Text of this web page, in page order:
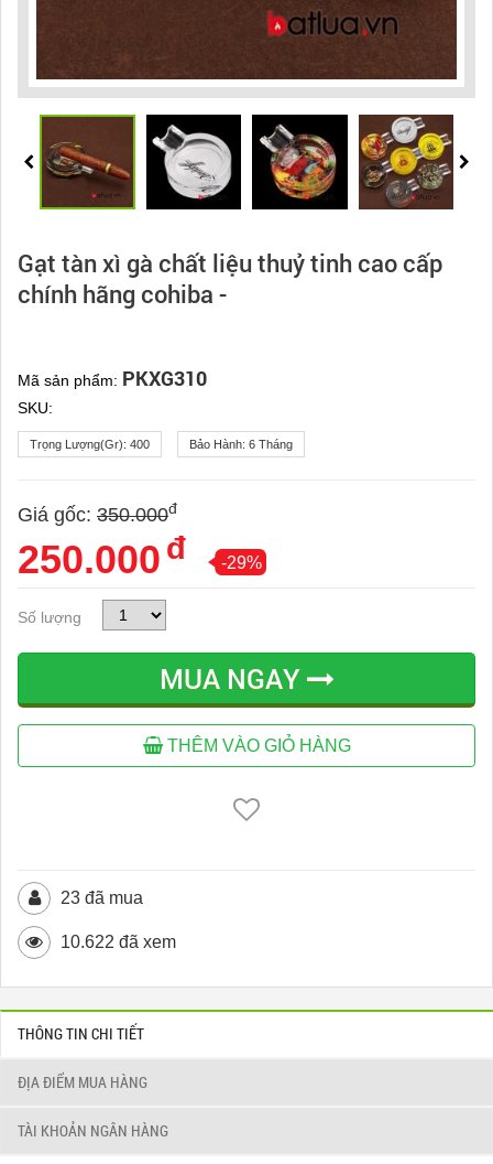
Gạt tàn xì gà chất liệu thuỷ tinh cao cấp
chính hãng cohiba -
Mã sản phẩm: PKXG310
SKU:
Trọng Lượng(gr): 400 Bảo Hành: 6 Tháng
Giá gốc: 350.000đ
250.000 đ -29%
Số lượng
MUA NGAY
THÊM VÀO GIỎ HÀNG
23 đã mua
10.622 đã xem
THÔNG TIN CHI TIẾT
ĐỊA ĐIỂM MUA HÀNG
TÀI KHOẢN NGÂN HÀNG